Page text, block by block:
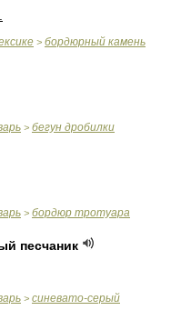
> бордюрный камень
> бегун дробилки
> бордюр тротуара
песчаник
> синевато-серый